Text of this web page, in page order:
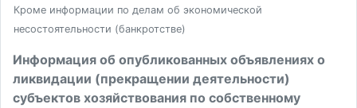
Кроме информации по делам об экономической
несостоятельности (банкротстве)
Информация об опубликованных объявлениях о
ликвидации (прекращении деятельности)
субъектов хозяйствования по собственному